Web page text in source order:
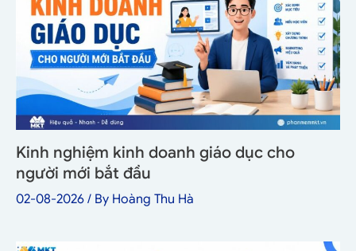
Kinh nghiệm kinh doanh giáo dục cho
người mới bắt đầu
02-08-2026 / By Hoàng Thu Hà